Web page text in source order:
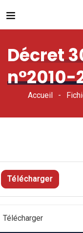
Décret
n°2010-
Accueil
Télécharger
Télécharger